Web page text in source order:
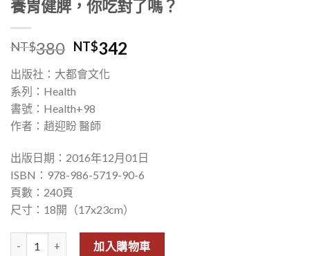
養胃健脾，你吃對了嗎？
NT$380 NT$342
出版社：大都會文化
系列：Health
書號：Health+98
作者：趙迎盼 醫師
出版日期：2016年12月01日
ISBN：978-986-5719-90-6
頁數：240頁
尺寸：18開（17x23cm）
養胃健脾，你吃對了嗎？ 數量
加入購物車